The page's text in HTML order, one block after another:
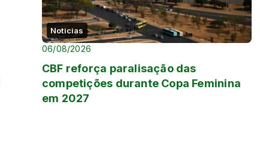
Noticias
06/08/2026
CBF reforça paralisação das
competições durante Copa Feminina
em 2027